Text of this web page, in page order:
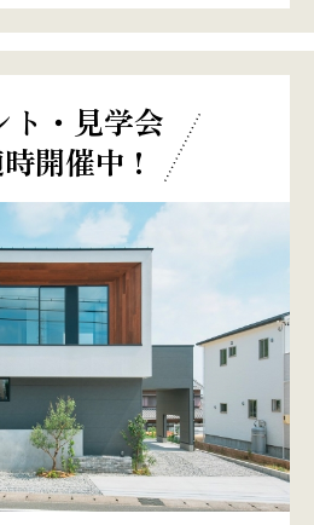
ト・見学会
開催中 !